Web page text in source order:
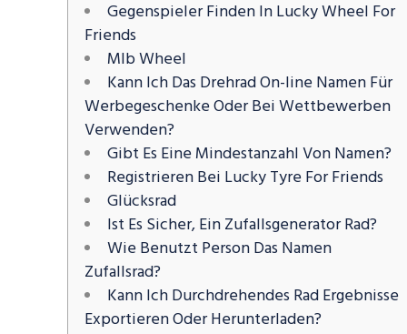
Gegenspieler Finden In Lucky Wheel For
Friends
Mlb Wheel
Kann Ich Das Drehrad On-line Namen Für
Werbegeschenke Oder Bei Wettbewerben
Verwenden?
Gibt Es Eine Mindestanzahl Von Namen?
Registrieren Bei Lucky Tyre For Friends
Glücksrad
Ist Es Sicher, Ein Zufallsgenerator Rad?
Wie Benutzt Person Das Namen
Zufallsrad?
Kann Ich Durchdrehendes Rad Ergebnisse
Exportieren Oder Herunterladen?